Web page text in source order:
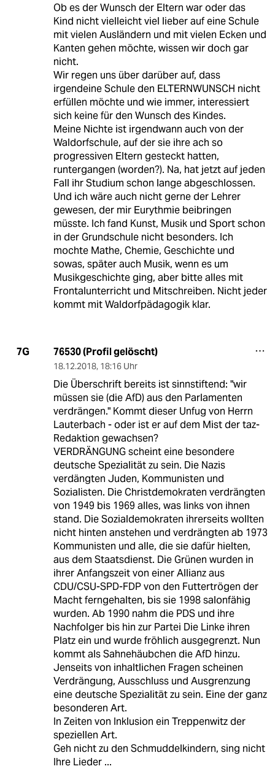
Ob es der Wunsch der Eltern war oder das
Kind nicht vielleicht viel lieber auf eine Schule
mit vielen Ausländern und mit vielen Ecken und
Kanten gehen möchte, wissen wir doch gar
nicht.
Wir regen uns über darüber auf, dass
irgendeine Schule den ELTERNWUNSCH nicht
erfüllen möchte und wie immer, interessiert
sich keine für den Wunsch des Kindes.
Meine Nichte ist irgendwann auch von der
Waldorfschule, auf der sie ihre ach so
progressiven Eltern gesteckt hatten,
runtergangen (worden?). Na, hat jetzt auf jeden
Fall ihr Studium schon lange abgeschlossen.
Und ich wäre auch nicht gerne der Lehrer
gewesen, der mir Eurythmie beibringen
müsste. Ich fand Kunst, Musik und Sport schon
in der Grundschule nicht besonders. Ich
mochte Mathe, Chemie, Geschichte und
sowas, später auch Musik, wenn es um
Musikgeschichte ging, aber bitte alles mit
Frontalunterricht und Mitschreiben. Nicht jeder
kommt mit Waldorfpädagogik klar.
7G 76530 (Profil gelöscht)
18.12.2018, 18:16 Uhr
Die Überschrift bereits ist sinnstiftend: "wir
müssen sie (die AfD) aus den Parlamenten
verdrängen." Kommt dieser Unfug von Herrn
Lauterbach - oder ist er auf dem Mist der taz-
Redaktion gewachsen?
VERDRÄNGUNG scheint eine besondere
deutsche Spezialität zu sein. Die Nazis
verdängten Juden, Kommunisten und
Sozialisten. Die Christdemokraten verdrängten
von 1949 bis 1969 alles, was links von ihnen
stand. Die Sozialdemokraten ihrerseits wollten
nicht hinten anstehen und verdrängten ab 1973
Kommunisten und alle, die sie dafür hielten,
aus dem Staatsdienst. Die Grünen wurden in
ihrer Anfangszeit von einer Allianz aus
CDU/CSU-SPD-FDP von den Futtertrögen der
Macht ferngehalten, bis sie 1998 salonfähig
wurden. Ab 1990 nahm die PDS und ihre
Nachfolger bis hin zur Partei Die Linke ihren
Platz ein und wurde fröhlich ausgegrenzt. Nun
kommt als Sahnehäubchen die AfD hinzu.
Jenseits von inhaltlichen Fragen scheinen
Verdrängung, Ausschluss und Ausgrenzung
eine deutsche Spezialität zu sein. Eine der ganz
besonderen Art.
In Zeiten von Inklusion ein Treppenwitz der
speziellen Art.
Geh nicht zu den Schmuddelkindern, sing nicht
Ihre Lieder ...